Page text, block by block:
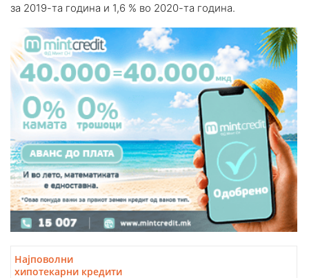
за 2019-та година и 1,6 % во 2020-та година.